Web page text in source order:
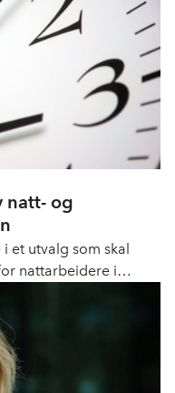
natt- og
et utvalg som skal
nattarbeidere i